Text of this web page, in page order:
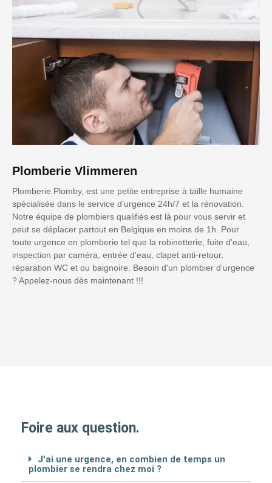
Plomberie Vlimmeren
Plomberie Plomby, est une petite entreprise à taille humaine
spécialisée dans le service d’urgence 24h/7 et la rénovation.
Notre équipe de plombiers qualifiés est là pour vous servir et
peut se déplacer partout en Belgique en moins de 1h. Pour
toute urgence en plomberie tel que la robinetterie, fuite d'eau,
inspection par caméra, entrée d'eau, clapet anti-retour,
réparation WC et ou baignoire. Besoin d'un plombier d'urgence
? Appelez-nous dès maintenant !!!
Foire aux question.
J'ai une urgence, en combien de temps un
plombier se rendra chez moi ?